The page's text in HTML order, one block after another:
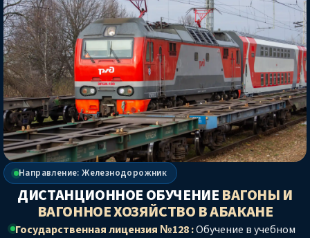
Направление: Железнодорожник
ДИСТАНЦИОННОЕ ОБУЧЕНИЕВАГОНЫ И
ВАГОННОЕ ХОЗЯЙСТВОВ АБАКАНЕ
Государственная лицензия №128 :Обучение в учебном